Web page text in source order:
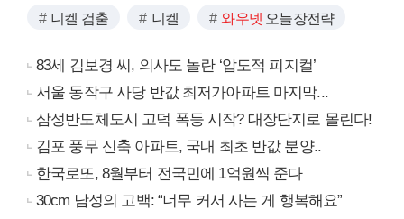
니켈 검출 니켈 와우넷 오늘장전략
83세 김보경 씨, 의사도 놀란 ‘압도적 피지컬’
서울 동작구 사당 반값 최저가아파트 마지막...
삼성반도체도시 고덕 폭등 시작? 대장단지로 몰린다!
김포 풍무 신축 아파트, 국내 최초 반값 분양..
한국로또, 8월부터 전국민에 1억원씩 준다
30cm 남성의 고백: “너무 커서 사는 게 행복해요”